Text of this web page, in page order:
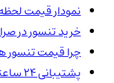
نمودار قیمت
خرید تنسور در
چرا قیمت تنسور
پشتیبانی ۲۴ ساعته کیف پول من